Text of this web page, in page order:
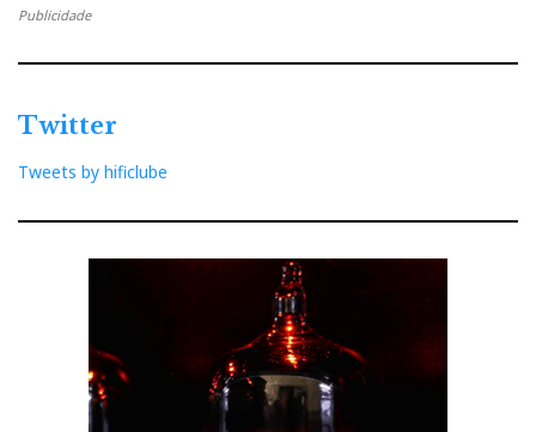
Publicidade
Twitter
Tweets by hificlube